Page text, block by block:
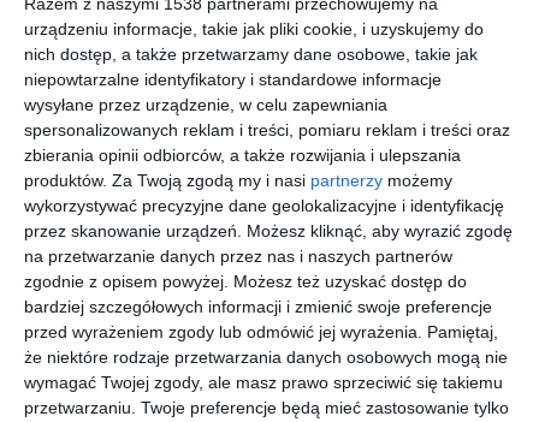
Razem z naszymi 1538 partnerami przechowujemy na
urządzeniu informacje, takie jak pliki cookie, i uzyskujemy do
nich dostęp, a także przetwarzamy dane osobowe, takie jak
niepowtarzalne identyfikatory i standardowe informacje
wysyłane przez urządzenie, w celu zapewniania
spersonalizowanych reklam i treści, pomiaru reklam i treści oraz
zbierania opinii odbiorców, a także rozwijania i ulepszania
produktów. Za Twoją zgodą my i nasi partnerzy możemy
wykorzystywać precyzyjne dane geolokalizacyjne i identyfikację
przez skanowanie urządzeń. Możesz kliknąć, aby wyrazić zgodę
na przetwarzanie danych przez nas i naszych partnerów
zgodnie z opisem powyżej. Możesz też uzyskać dostęp do
bardziej szczegółowych informacji i zmienić swoje preferencje
przed wyrażeniem zgody lub odmówić jej wyrażenia. Pamiętaj,
że niektóre rodzaje przetwarzania danych osobowych mogą nie
wymagać Twojej zgody, ale masz prawo sprzeciwić się takiemu
przetwarzaniu. Twoje preferencje będą mieć zastosowanie tylko
Nowoczesna pruska
stodoła z basenem i
dużym ogrodem
Dodaj do ulubionych
Duży dom
wolnostojący z
basenem i tarasem